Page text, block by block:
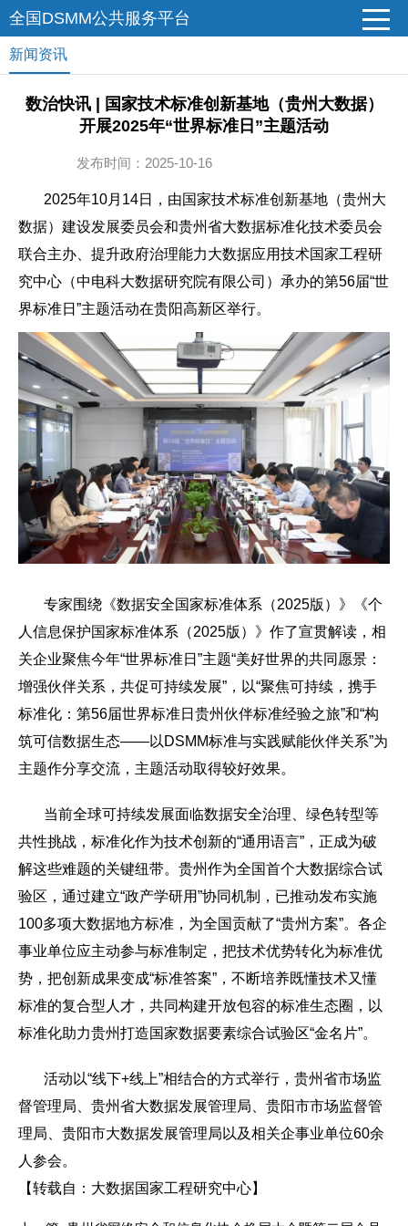
全国DSMM公共服务平台
新闻资讯
数治快讯 | 国家技术标准创新基地（贵州大数据）
开展2025年“世界标准日”主题活动
发布时间：2025-10-16
2025年10月14日，由国家技术标准创新基地（贵州大
数据）建设发展委员会和贵州省大数据标准化技术委员会
联合主办、提升政府治理能力大数据应用技术国家工程研
究中心（中电科大数据研究院有限公司）承办的第56届“世
界标准日”主题活动在贵阳高新区举行。
专家围绕《数据安全国家标准体系（2025版）》《个
人信息保护国家标准体系（2025版）》作了宣贯解读，相
关企业聚焦今年“世界标准日”主题“美好世界的共同愿景：
增强伙伴关系，共促可持续发展”，以“聚焦可持续，携手
标准化：第56届世界标准日贵州伙伴标准经验之旅”和“构
筑可信数据生态——以DSMM标准与实践赋能伙伴关系”为
主题作分享交流，主题活动取得较好效果。
当前全球可持续发展面临数据安全治理、绿色转型等
共性挑战，标准化作为技术创新的“通用语言”，正成为破
解这些难题的关键纽带。贵州作为全国首个大数据综合试
验区，通过建立“政产学研用”协同机制，已推动发布实施
100多项大数据地方标准，为全国贡献了“贵州方案”。各企
事业单位应主动参与标准制定，把技术优势转化为标准优
势，把创新成果变成“标准答案”，不断培养既懂技术又懂
标准的复合型人才，共同构建开放包容的标准生态圈，以
标准化助力贵州打造国家数据要素综合试验区“金名片”。
活动以“线下+线上”相结合的方式举行，贵州省市场监
督管理局、贵州省大数据发展管理局、贵阳市市场监督管
理局、贵阳市大数据发展管理局以及相关企事业单位60余
人参会。
【转载自： 大数据国家工程研究中心】